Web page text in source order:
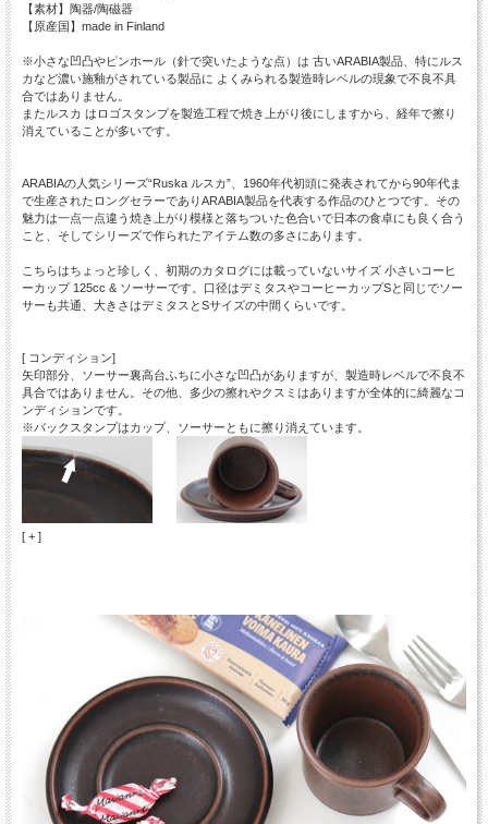
【素材】陶器/陶磁器
【原産国】made in Finland
※小さな凹凸やピンホール（針で突いたような点）は 古いARABIA製品、特にルス
カなど濃い施釉がされている製品に よくみられる製造時レベルの現象で不良不具
合ではありません。
またルスカ はロゴスタンプを製造工程で焼き上がり後にしますから、経年で擦り
消えていることが多いです。
ARABIAの人気シリーズ“Ruska ルスカ”、1960年代初頭に発表されてから90年代ま
で生産されたロングセラーでありARABIA製品を代表する作品のひとつです。その
魅力は一点一点違う焼き上がり模様と落ちついた色合いで日本の食卓にも良く合う
こと、そしてシリーズで作られたアイテム数の多さにあります。
こちらはちょっと珍しく、初期のカタログには載っていないサイズ 小さいコーヒ
ーカップ 125cc & ソーサーです。口径はデミタスやコーヒーカップSと同じでソー
サーも共通、大きさはデミタスとSサイズの中間くらいです。
[ コンディション]
矢印部分、ソーサー裏高台ふちに小さな凹凸がありますが、製造時レベルで不良不
具合ではありません。その他、多少の擦れやクスミはありますが全体的に綺麗なコ
ンディションです。
※バックスタンプはカップ、ソーサーともに擦り消えています。
[ + ]